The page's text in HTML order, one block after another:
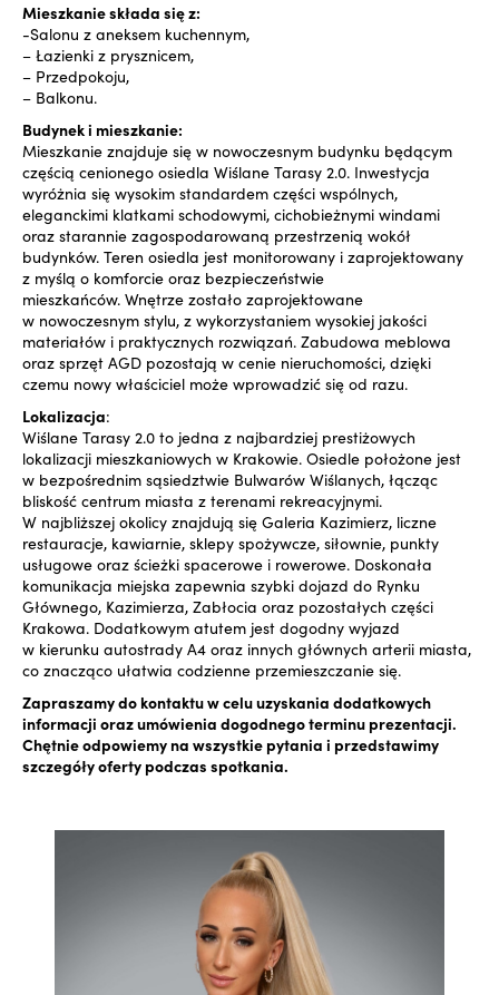
Mieszkanie składa się z:
-Salonu z aneksem kuchennym,
– Łazienki z prysznicem,
– Przedpokoju,
– Balkonu.
Budynek i mieszkanie:
Mieszkanie znajduje się w nowoczesnym budynku będącym
częścią cenionego osiedla Wiślane Tarasy 2.0. Inwestycja
wyróżnia się wysokim standardem części wspólnych,
eleganckimi klatkami schodowymi, cichobieżnymi windami
oraz starannie zagospodarowaną przestrzenią wokół
budynków. Teren osiedla jest monitorowany i zaprojektowany
z myślą o komforcie oraz bezpieczeństwie
mieszkańców. Wnętrze zostało zaprojektowane
w nowoczesnym stylu, z wykorzystaniem wysokiej jakości
materiałów i praktycznych rozwiązań. Zabudowa meblowa
oraz sprzęt AGD pozostają w cenie nieruchomości, dzięki
czemu nowy właściciel może wprowadzić się od razu.
Lokalizacja:
Wiślane Tarasy 2.0 to jedna z najbardziej prestiżowych
lokalizacji mieszkaniowych w Krakowie. Osiedle położone jest
w bezpośrednim sąsiedztwie Bulwarów Wiślanych, łącząc
bliskość centrum miasta z terenami rekreacyjnymi.
W najbliższej okolicy znajdują się Galeria Kazimierz, liczne
restauracje, kawiarnie, sklepy spożywcze, siłownie, punkty
usługowe oraz ścieżki spacerowe i rowerowe. Doskonała
komunikacja miejska zapewnia szybki dojazd do Rynku
Głównego, Kazimierza, Zabłocia oraz pozostałych części
Krakowa. Dodatkowym atutem jest dogodny wyjazd
w kierunku autostrady A4 oraz innych głównych arterii miasta,
co znacząco ułatwia codzienne przemieszczanie się.
Zapraszamy do kontaktu w celu uzyskania dodatkowych
informacji oraz umówienia dogodnego terminu prezentacji.
Chętnie odpowiemy na wszystkie pytania i przedstawimy
szczegóły oferty podczas spotkania.